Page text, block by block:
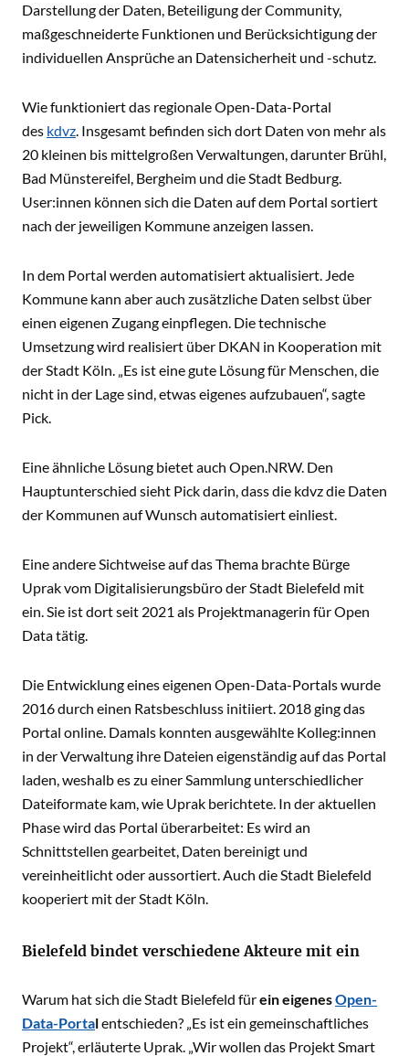
Darstellung der Daten, Beteiligung der Community,
maßgeschneiderte Funktionen und Berücksichtigung der
individuellen Ansprüche an Datensicherheit und -schutz.
Wie funktioniert das regionale Open-Data-Portal
des kdvz. Insgesamt befinden sich dort Daten von mehr als
20 kleinen bis mittelgroßen Verwaltungen, darunter Brühl,
Bad Münstereifel, Bergheim und die Stadt Bedburg.
User:innen können sich die Daten auf dem Portal sortiert
nach der jeweiligen Kommune anzeigen lassen.
In dem Portal werden automatisiert aktualisiert. Jede
Kommune kann aber auch zusätzliche Daten selbst über
einen eigenen Zugang einpflegen. Die technische
Umsetzung wird realisiert über DKAN in Kooperation mit
der Stadt Köln. „Es ist eine gute Lösung für Menschen, die
nicht in der Lage sind, etwas eigenes aufzubauen“, sagte
Pick.
Eine ähnliche Lösung bietet auch Open.NRW. Den
Hauptunterschied sieht Pick darin, dass die kdvz die Daten
der Kommunen auf Wunsch automatisiert einliest.
Eine andere Sichtweise auf das Thema brachte Bürge
Uprak vom Digitalisierungsbüro der Stadt Bielefeld mit
ein. Sie ist dort seit 2021 als Projektmanagerin für Open
Data tätig.
Die Entwicklung eines eigenen Open-Data-Portals wurde
2016 durch einen Ratsbeschluss initiiert. 2018 ging das
Portal online. Damals konnten ausgewählte Kolleg:innen
in der Verwaltung ihre Dateien eigenständig auf das Portal
laden, weshalb es zu einer Sammlung unterschiedlicher
Dateiformate kam, wie Uprak berichtete. In der aktuellen
Phase wird das Portal überarbeitet: Es wird an
Schnittstellen gearbeitet, Daten bereinigt und
vereinheitlicht oder aussortiert. Auch die Stadt Bielefeld
kooperiert mit der Stadt Köln.
Bielefeld bindet verschiedene Akteure mit ein
Warum hat sich die Stadt Bielefeld fürein eigenesOpen-
Data-Portalentschieden? „Es ist ein gemeinschaftliches
Projekt“, erläuterte Uprak. „Wir wollen das Projekt Smart